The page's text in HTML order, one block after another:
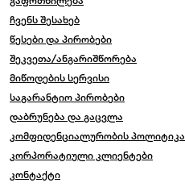
ჩვენს შესახებ
წესები და პირობები
შეკვეთა/ანგარიშწორება
მიწოდების სერვისი
საგარანტიო პირობები
დაბრუნება და გაცვლა
კომფიდენციალურობის პოლიტიკა
კორპორატიული კლიენტები
კონტაქტი